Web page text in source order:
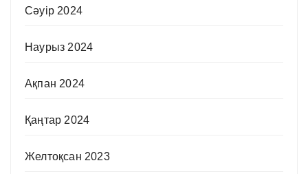
Сәуір 2024
Наурыз 2024
Ақпан 2024
Қаңтар 2024
Желтоқсан 2023